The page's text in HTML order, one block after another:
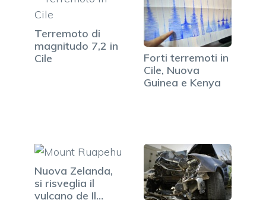
Terremoto di
magnitudo 7,2 in
Cile
Forti terremoti in
Cile, Nuova
Guinea e Kenya
Nuova Zelanda,
si risveglia il
vulcano de Il